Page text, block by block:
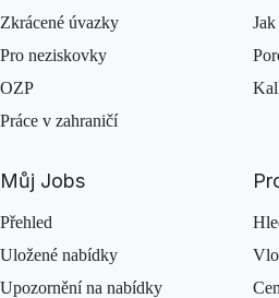
Zkrácené úvazky
Pro neziskovky
OZP
Práce v zahraničí
Můj Jobs
Přehled
Uložené nabídky
Upozornění na nabídky